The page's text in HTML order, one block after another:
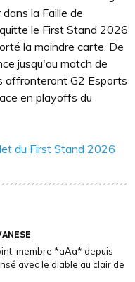
la Faille de
le First Stand 2026
la moindre carte. De
jusqu'au match de
affronteront G2 Esports
en playoffs du
du First Stand 2026
membre *aAa* depuis
avec le diable au clair de